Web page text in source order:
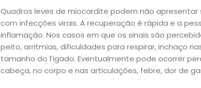
e
Decoração
Exclusiva
Quadros leves de miocardite podem não
com infecções virais. A recuperação é rápida e a
inflamação. Nos casos em que os sinais são
peito, arritmias, dificuldades para respirar, inchaço
tamanho do fígado. Eventualmente pode ocorrer
cabeça, no corpo e nas articulações, febre, dor de